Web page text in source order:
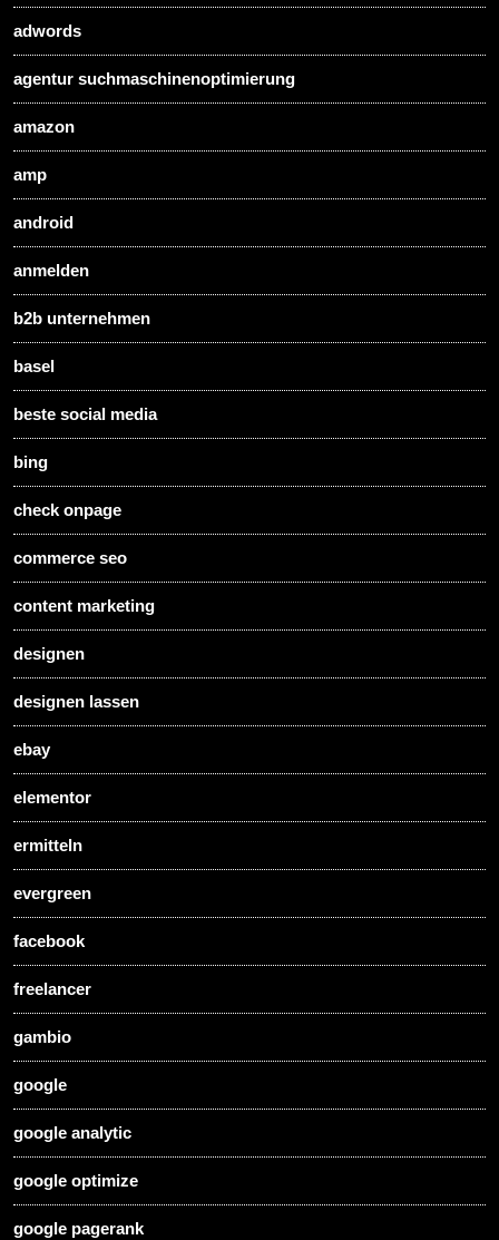
adwords
agentur suchmaschinenoptimierung
amazon
amp
android
anmelden
b2b unternehmen
basel
beste social media
bing
check onpage
commerce seo
content marketing
designen
designen lassen
ebay
elementor
ermitteln
evergreen
facebook
freelancer
gambio
google
google analytic
google optimize
google pagerank